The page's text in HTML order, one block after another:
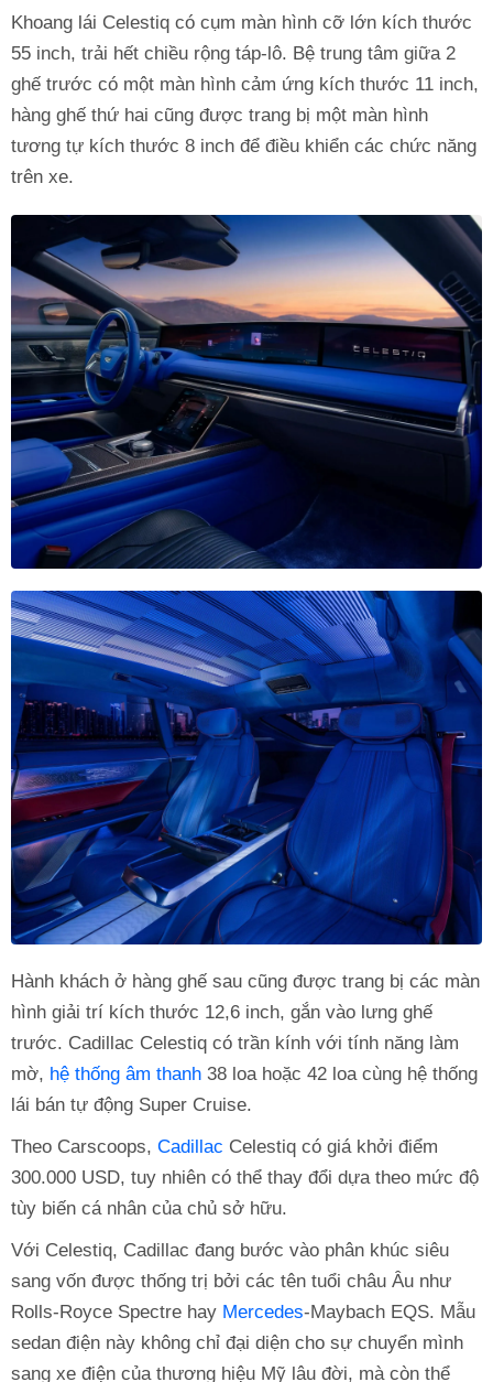
Khoang lái Celestiq có cụm màn hình cỡ lớn kích thước
55 inch, trải hết chiều rộng táp-lô. Bệ trung tâm giữa 2
ghế trước có một màn hình cảm ứng kích thước 11 inch,
hàng ghế thứ hai cũng được trang bị một màn hình
tương tự kích thước 8 inch để điều khiển các chức năng
trên xe.
Hành khách ở hàng ghế sau cũng được trang bị các màn
hình giải trí kích thước 12,6 inch, gắn vào lưng ghế
trước. Cadillac Celestiq có trần kính với tính năng làm
mờ, hệ thống âm thanh 38 loa hoặc 42 loa cùng hệ thống
lái bán tự động Super Cruise.
Theo Carscoops, Cadillac Celestiq có giá khởi điểm
300.000 USD, tuy nhiên có thể thay đổi dựa theo mức độ
tùy biến cá nhân của chủ sở hữu.
Với Celestiq, Cadillac đang bước vào phân khúc siêu
sang vốn được thống trị bởi các tên tuổi châu Âu như
Rolls-Royce Spectre hay Mercedes-Maybach EQS. Mẫu
sedan điện này không chỉ đại diện cho sự chuyển mình
sang xe điện của thương hiệu Mỹ lâu đời, mà còn thể